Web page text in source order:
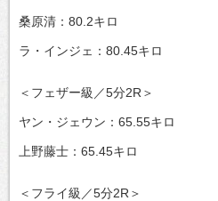
桑原清：80.2キロ
ラ・インジェ：80.45キロ
＜フェザー級／5分2R＞
ヤン・ジェウン：65.55キロ
上野藤士：65.45キロ
＜フライ級／5分2R＞